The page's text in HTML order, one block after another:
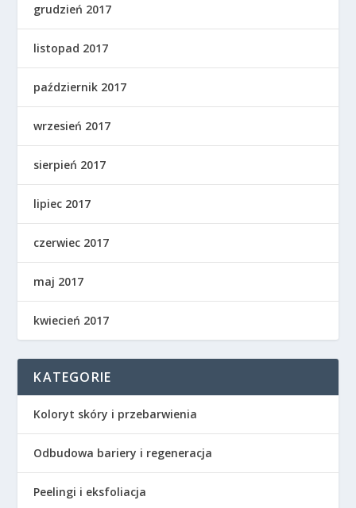
grudzień 2017
listopad 2017
październik 2017
wrzesień 2017
sierpień 2017
lipiec 2017
czerwiec 2017
maj 2017
kwiecień 2017
KATEGORIE
Koloryt skóry i przebarwienia
Odbudowa bariery i regeneracja
Peelingi i eksfoliacja